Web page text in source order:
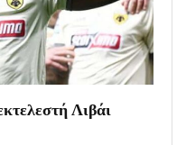
Λιβάι